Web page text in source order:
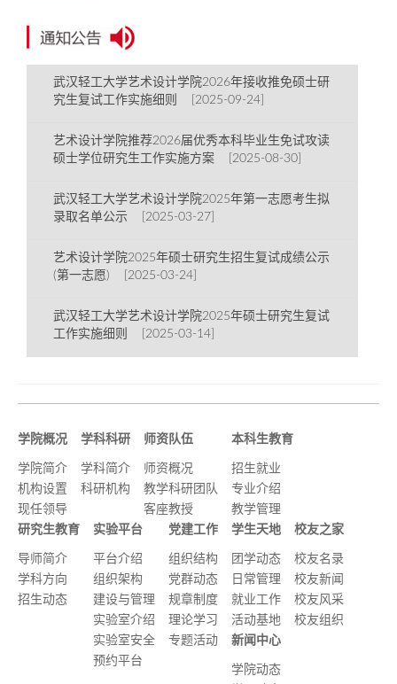
武汉轻工大学艺术设计学院2026年接收推免硕士研
究生复试工作实施细则 [2025-09-24]
艺术设计学院推荐2026届优秀本科毕业生免试攻读
硕士学位研究生工作实施方案 [2025-08-30]
武汉轻工大学艺术设计学院2025年第一志愿考生拟
录取名单公示 [2025-03-27]
艺术设计学院2025年硕士研究生招生复试成绩公示
(第一志愿) [2025-03-24]
武汉轻工大学艺术设计学院2025年硕士研究生复试
工作实施细则 [2025-03-14]
学院概况
学院简介
机构设置
现任领导
学科科研
学科简介
科研机构
师资队伍
师资概况
教学科研团队
客座教授
本科生教育
招生就业
专业介绍
教学管理
研究生教育
导师简介
学科方向
招生动态
实验平台
平台介绍
组织架构
建设与管理
实验室介绍
实验室安全
预约平台
党建工作
组织结构
党群动态
规章制度
理论学习
专题活动
学生天地
团学动态
日常管理
就业工作
活动基地
校友之家
校友名录
校友新闻
校友风采
校友组织
新闻中心
学院动态